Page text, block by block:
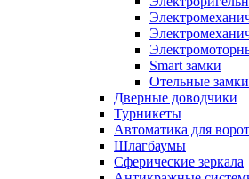
Smart замки
Отельные замки
Дверные доводчики
Турникеты
Автоматика для ворот
Шлагбаумы
Сферические зеркала